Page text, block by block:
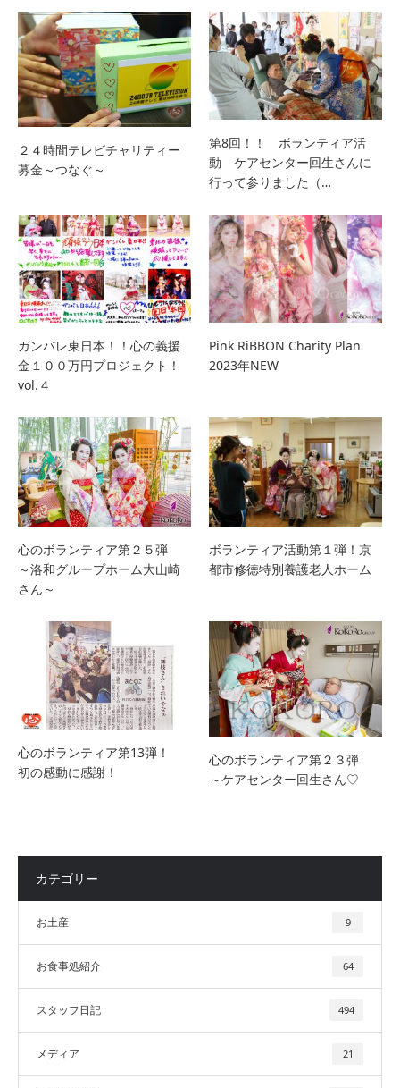
２４時間テレビチャリティー
募金～つなぐ～
第8回！！ ボランティア活
動 ケアセンター回生さんに
行って参りました（…
ガンバレ東日本！！心の義援
金１００万円プロジェクト！
vol.４
Pink RiBBON Charity Plan
2023年NEW
心のボランティア第２５弾
～洛和グループホーム大山崎
さん～
ボランティア活動第１弾！京
都市修徳特別養護老人ホーム
心のボランティア第13弾！
初の感動に感謝！
心のボランティア第２３弾
～ケアセンター回生さん♡
カテゴリー
お土産 9
お食事処紹介 64
スタッフ日記 494
メディア 21